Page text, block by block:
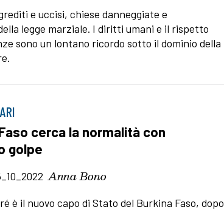
e uccisi, chiese danneggiate e
legge marziale. I diritti umani e il rispetto
sono un lontano ricordo sotto il dominio della
cerca la normalità con
golpe
Anna Bono
è il nuovo capo di Stato del Burkina Faso, dopo